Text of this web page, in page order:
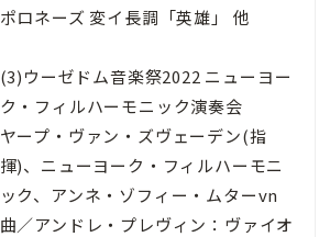
ポロネーズ 変イ長調「英雄」 他
(3)ウーゼドム音楽祭2022 ニューヨー
ク・フィルハーモニック演奏会
ヤープ・ヴァン・ズヴェーデン(指
揮)、ニューヨーク・フィルハーモニ
ック、アンネ・ゾフィー・ムターvn
曲／アンドレ・プレヴィン：ヴァイオ